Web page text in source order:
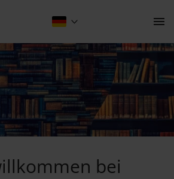
Kontakt
bei